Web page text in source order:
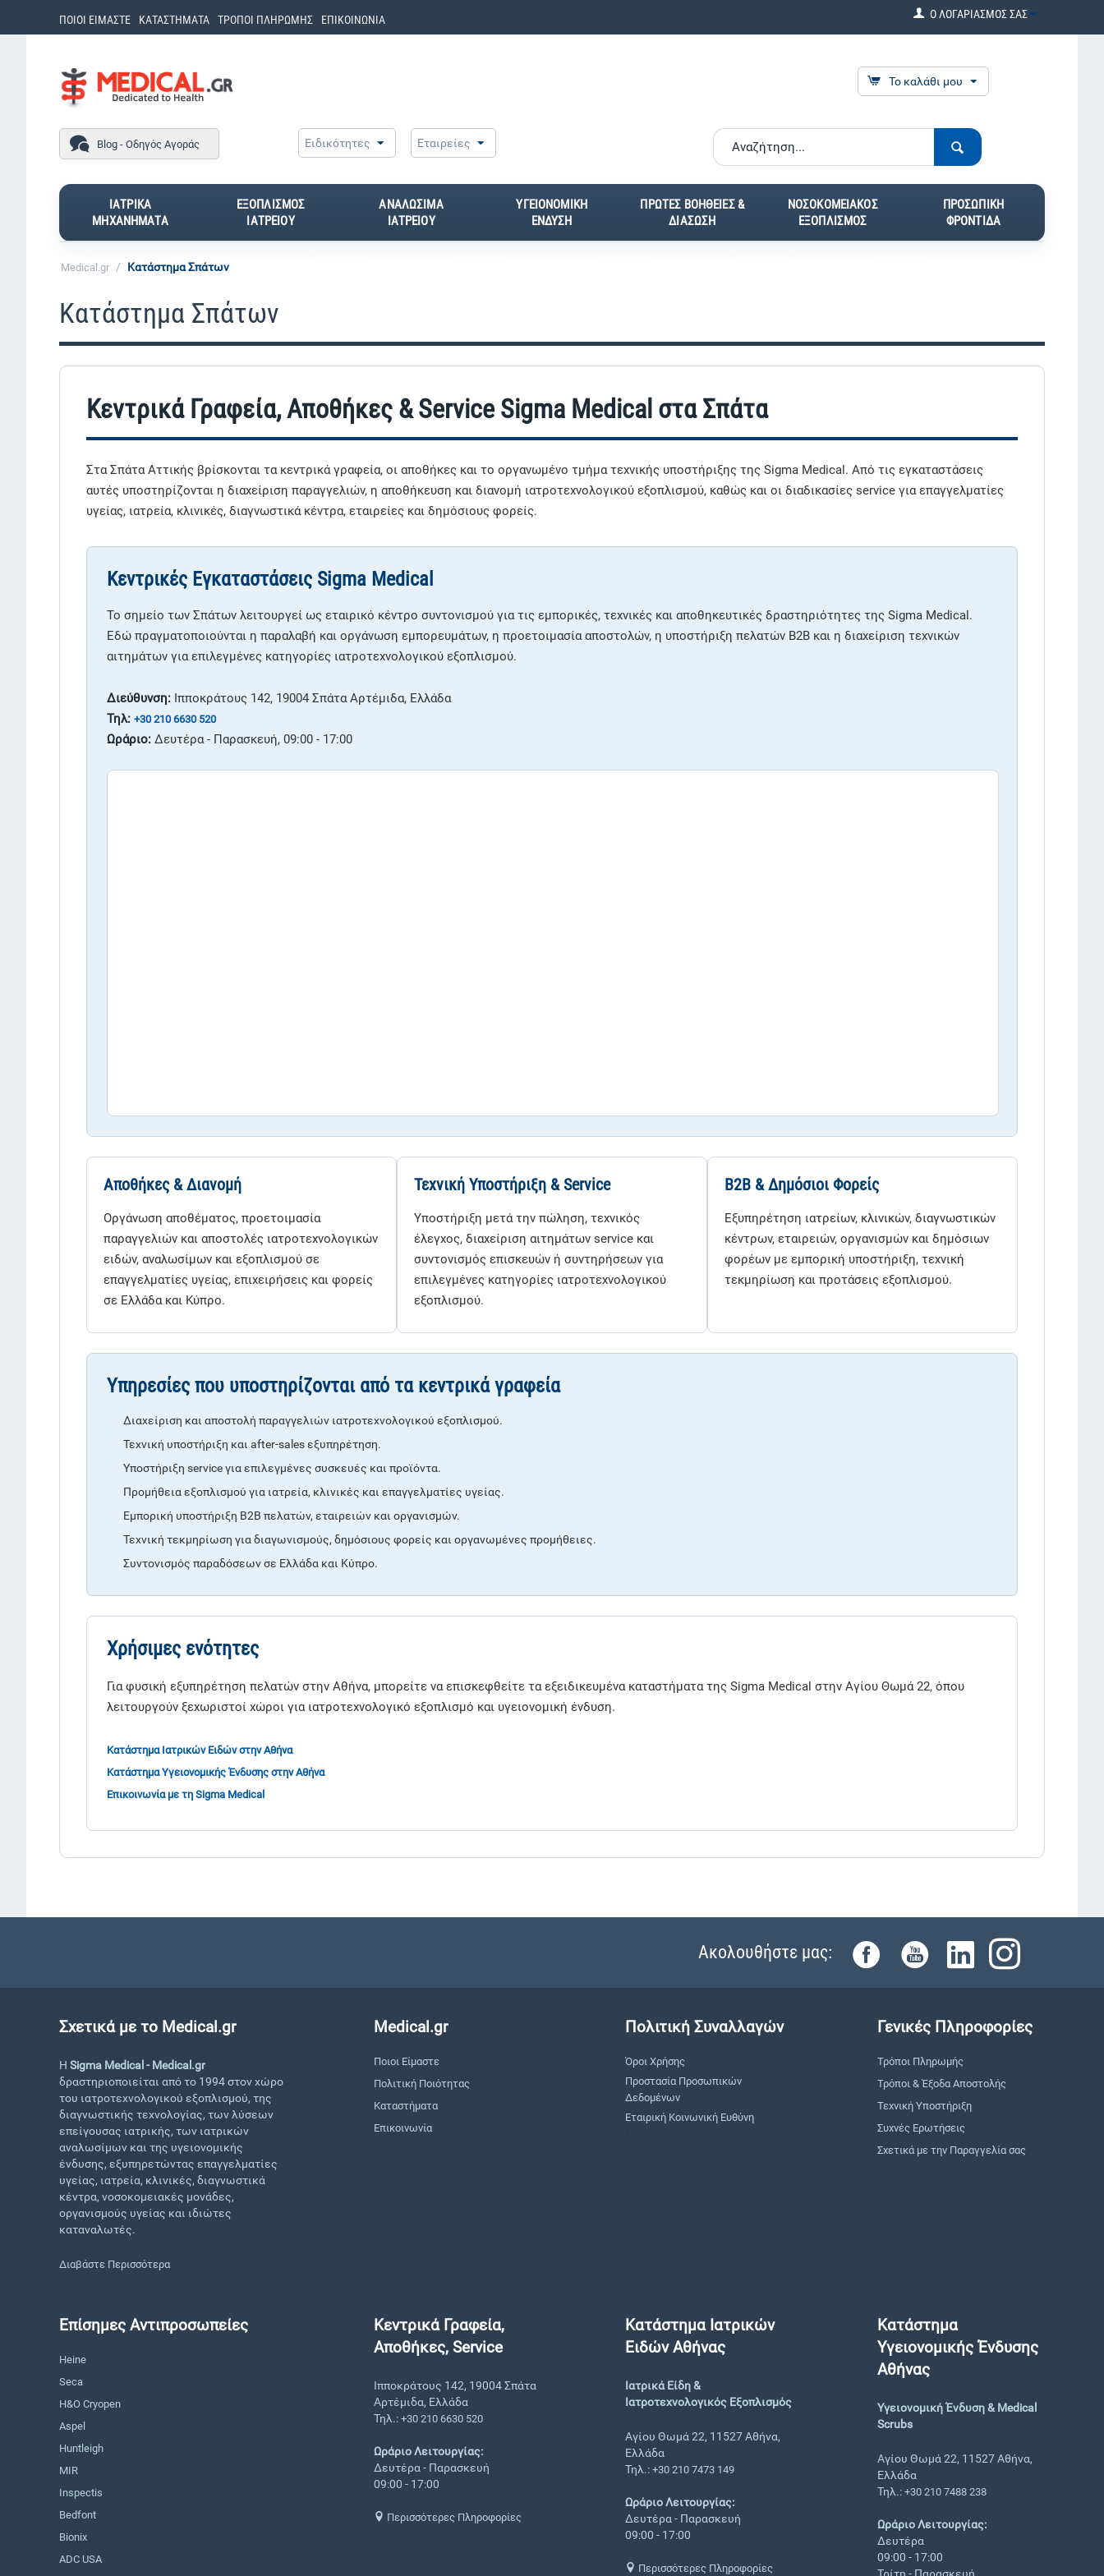
ΠΟΙΟΙ ΕΙΜΑΣΤΕ ΚΑΤΑΣΤΗΜΑΤΑ ΤΡΟΠΟΙ ΠΛΗΡΩΜΗΣ ΕΠΙΚΟΙΝΩΝΙΑ Ο ΛΟΓΑΡΙΑΣΜΟΣ ΣΑΣ
Το καλάθι μου
Blog - Οδηγός Αγοράς Ειδικότητες Εταιρείες
ΙΑΤΡΙΚΑ
ΜΗΧΑΝΗΜΑΤΑ
ΕΞΟΠΛΙΣΜΟΣ
ΙΑΤΡΕΙΟΥ
ΑΝΑΛΩΣΙΜΑ
ΙΑΤΡΕΙΟΥ
ΥΓΕΙΟΝΟΜΙΚΗ
ΕΝΔΥΣΗ
ΠΡΩΤΕΣ ΒΟΗΘΕΙΕΣ &
ΔΙΑΣΩΣΗ
ΝΟΣΟΚΟΜΕΙΑΚΟΣ
ΕΞΟΠΛΙΣΜΟΣ
ΠΡΟΣΩΠΙΚΗ
ΦΡΟΝΤΙΔΑ
Medical.gr / Κατάστημα Σπάτων
Κατάστημα Σπάτων
Κεντρικά Γραφεία, Αποθήκες & Service Sigma Medical στα Σπάτα
Στα Σπάτα Αττικής βρίσκονται τα κεντρικά γραφεία, οι αποθήκες και το οργανωμένο τμήμα τεχνικής υποστήριξης της Sigma Medical. Από τις εγκαταστάσεις
αυτές υποστηρίζονται η διαχείριση παραγγελιών, η αποθήκευση και διανομή ιατροτεχνολογικού εξοπλισμού, καθώς και οι διαδικασίες service για επαγγελματίες
υγείας, ιατρεία, κλινικές, διαγνωστικά κέντρα, εταιρείες και δημόσιους φορείς.
Κεντρικές Εγκαταστάσεις Sigma Medical
Το σημείο των Σπάτων λειτουργεί ως εταιρικό κέντρο συντονισμού για τις εμπορικές, τεχνικές και αποθηκευτικές δραστηριότητες της Sigma Medical.
Εδώ πραγματοποιούνται η παραλαβή και οργάνωση εμπορευμάτων, η προετοιμασία αποστολών, η υποστήριξη πελατών B2B και η διαχείριση τεχνικών
αιτημάτων για επιλεγμένες κατηγορίες ιατροτεχνολογικού εξοπλισμού.
Διεύθυνση: Ιπποκράτους 142, 19004 Σπάτα Αρτέμιδα, Ελλάδα
Τηλ: +30 210 6630 520
Ωράριο: Δευτέρα - Παρασκευή, 09:00 - 17:00
Αποθήκες & Διανομή
Οργάνωση αποθέματος, προετοιμασία
παραγγελιών και αποστολές ιατροτεχνολογικών
ειδών, αναλωσίμων και εξοπλισμού σε
επαγγελματίες υγείας, επιχειρήσεις και φορείς
σε Ελλάδα και Κύπρο.
Τεχνική Υποστήριξη & Service
Υποστήριξη μετά την πώληση, τεχνικός
έλεγχος, διαχείριση αιτημάτων service και
συντονισμός επισκευών ή συντηρήσεων για
επιλεγμένες κατηγορίες ιατροτεχνολογικού
εξοπλισμού.
B2B & Δημόσιοι Φορείς
Εξυπηρέτηση ιατρείων, κλινικών, διαγνωστικών
κέντρων, εταιρειών, οργανισμών και δημόσιων
φορέων με εμπορική υποστήριξη, τεχνική
τεκμηρίωση και προτάσεις εξοπλισμού.
Υπηρεσίες που υποστηρίζονται από τα κεντρικά γραφεία
Διαχείριση και αποστολή παραγγελιών ιατροτεχνολογικού εξοπλισμού.
Τεχνική υποστήριξη και after-sales εξυπηρέτηση.
Υποστήριξη service για επιλεγμένες συσκευές και προϊόντα.
Προμήθεια εξοπλισμού για ιατρεία, κλινικές και επαγγελματίες υγείας.
Εμπορική υποστήριξη B2B πελατών, εταιρειών και οργανισμών.
Τεχνική τεκμηρίωση για διαγωνισμούς, δημόσιους φορείς και οργανωμένες προμήθειες.
Συντονισμός παραδόσεων σε Ελλάδα και Κύπρο.
Χρήσιμες ενότητες
Για φυσική εξυπηρέτηση πελατών στην Αθήνα, μπορείτε να επισκεφθείτε τα εξειδικευμένα καταστήματα της Sigma Medical στην Αγίου Θωμά 22, όπου
λειτουργούν ξεχωριστοί χώροι για ιατροτεχνολογικό εξοπλισμό και υγειονομική ένδυση.
Κατάστημα Ιατρικών Ειδών στην Αθήνα
Κατάστημα Υγειονομικής Ένδυσης στην Αθήνα
Επικοινωνία με τη Sigma Medical
Ακολουθήστε μας:
Σχετικά με το Medical.gr
Η Sigma Medical - Medical.gr
δραστηριοποιείται από το 1994 στον χώρο
του ιατροτεχνολογικού εξοπλισμού, της
διαγνωστικής τεχνολογίας, των λύσεων
επείγουσας ιατρικής, των ιατρικών
αναλωσίμων και της υγειονομικής
ένδυσης, εξυπηρετώντας επαγγελματίες
υγείας, ιατρεία, κλινικές, διαγνωστικά
κέντρα, νοσοκομειακές μονάδες,
οργανισμούς υγείας και ιδιώτες
καταναλωτές.
Διαβάστε Περισσότερα
Medical.gr
Ποιοι Είμαστε
Πολιτική Ποιότητας
Καταστήματα
Επικοινωνία
Πολιτική Συναλλαγών
Όροι Χρήσης
Προστασία Προσωπικών
Δεδομένων
Εταιρική Κοινωνική Ευθύνη
"
Γενικές Πληροφορίες
Τρόποι Πληρωμής
Τρόποι & Έξοδα Αποστολής
Τεχνική Υποστήριξη
Συχνές Ερωτήσεις
Σχετικά με την Παραγγελία σας
Επίσημες Αντιπροσωπείες
Heine
Seca
H&O Cryopen
Aspel
Huntleigh
MIR
Inspectis
Bedfont
Bionix
ADC USA
Κεντρικά Γραφεία,
Αποθήκες, Service
Ιπποκράτους 142, 19004 Σπάτα
Αρτέμιδα, Ελλάδα
Τηλ.: +30 210 6630 520
Ωράριο Λειτουργίας:
Δευτέρα - Παρασκευή
09:00 - 17:00
Περισσότερες Πληροφορίες
Κατάστημα Ιατρικών
Ειδών Αθήνας
Ιατρικά Είδη &
Ιατροτεχνολογικός Εξοπλισμός
Αγίου Θωμά 22, 11527 Αθήνα,
Ελλάδα
Τηλ.:+30 210 7473 149
Ωράριο Λειτουργίας:
Δευτέρα - Παρασκευή
09:00 - 17:00
Περισσότερες Πληροφορίες
Κατάστημα
Υγειονομικής Ένδυσης
Αθήνας
Υγειονομική Ένδυση & Medical
Scrubs
Αγίου Θωμά 22, 11527 Αθήνα,
Ελλάδα
Τηλ.: +30 210 7488 238
Ωράριο Λειτουργίας:
Δευτέρα
09:00 - 17:00